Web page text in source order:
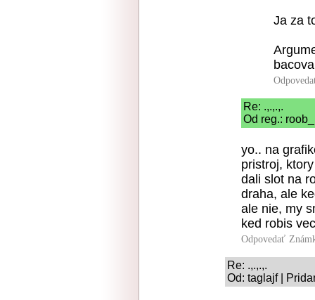
Ja za
Re: .,.,.,.
Od reg.:
yo.. na
pristroj,
dali slot na
draha, ale
ale nie, my
ked robis
Odpovedať
Re: .,.,.,.
Od: taglajf |